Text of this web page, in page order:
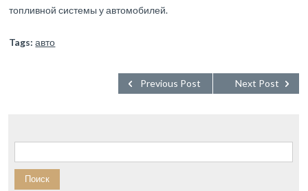
топливной системы у автомобилей.
Tags: авто
Next Post
Previous Post
Найти: